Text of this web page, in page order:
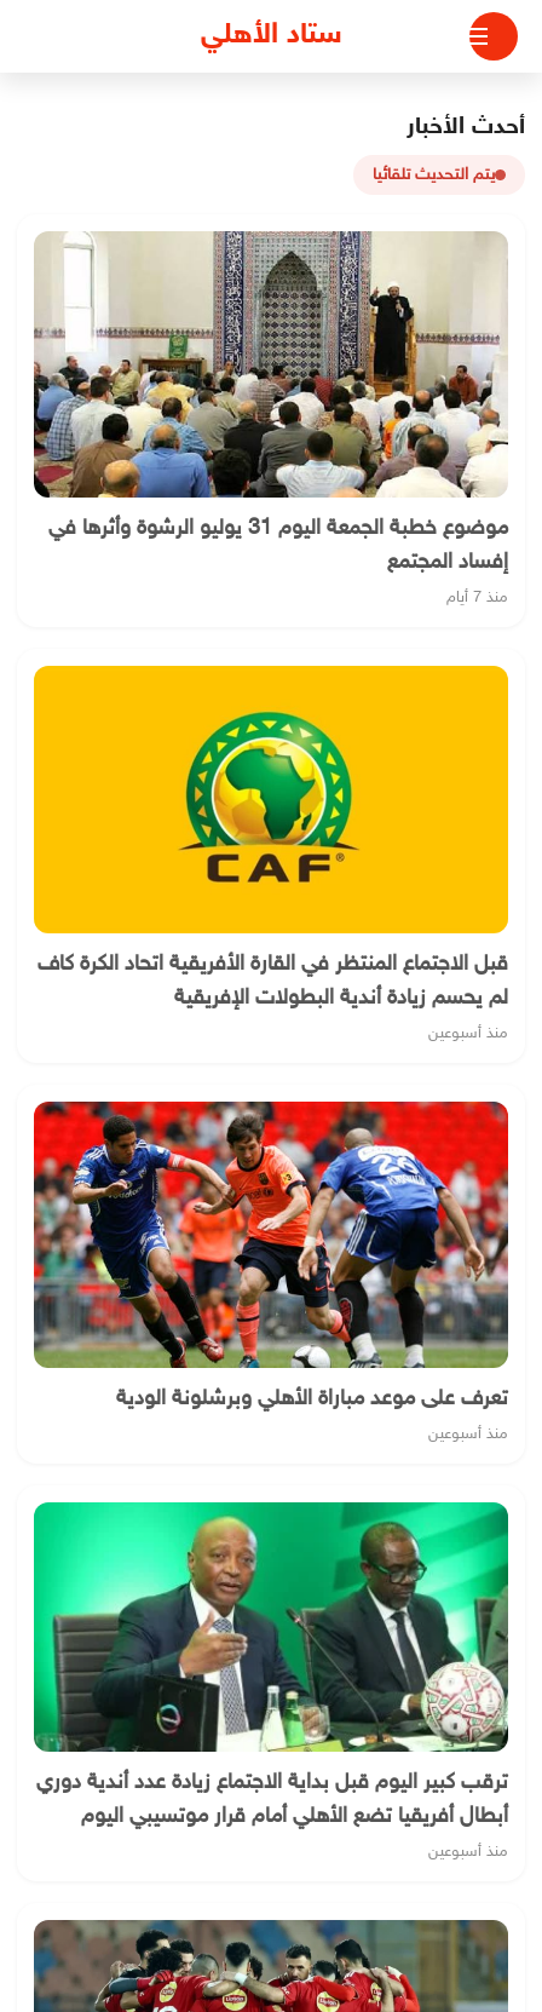
التجاوز
المحتوى
ستاد الأهلي
أحدث الأخبار
يتم التحديث تلقائيا
موضوع خطبة الجمعة اليوم 31 يوليو الرشوة وأثرها في
إفساد المجتمع
منذ 7 أيام
قبل الاجتماع المنتظر في القارة الأفريقية اتحاد الكرة كاف
لم يحسم زيادة أندية البطولات الإفريقية
منذ أسبوعين
تعرف على موعد مباراة الأهلي وبرشلونة الودية
منذ أسبوعين
ترقب كبير اليوم قبل بداية الاجتماع زيادة عدد أندية دوري
أبطال أفريقيا تضع الأهلي أمام قرار موتسيبي اليوم
منذ أسبوعين